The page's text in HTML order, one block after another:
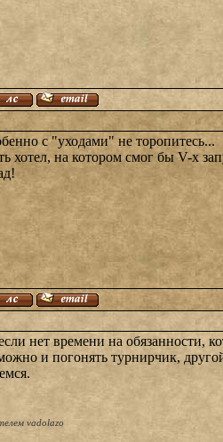
с "уходами" не торопитесь...
хотел, на котором смог бы V-х
нет времени на обязанности,
и погонять турнирчик,
vadolazo